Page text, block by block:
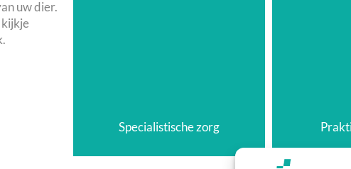
uw dier.
kijkje
Specialistische zorg